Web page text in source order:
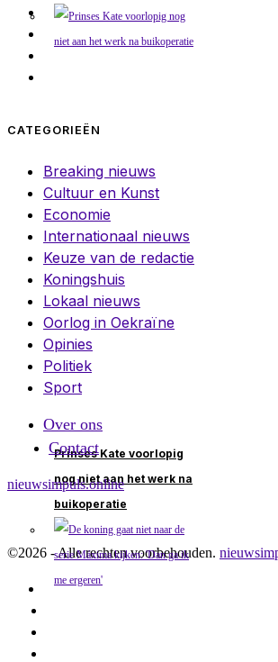
Prinses Kate voorlopig
nog niet aan het werk na
buikoperatie
CATEGORIEËN
Breaking nieuws
Cultuur en Kunst
Economie
Internationaal nieuws
Keuze van de redactie
Koningshuis
Lokaal nieuws
Oorlog in Oekraïne
Opinies
Politiek
Sport
Over ons
Contact
nieuwsimpuls.online
©2026 - Alle rechten voorbehouden.